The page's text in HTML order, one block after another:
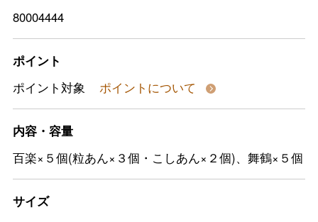
80004444
ポイント
ポイント対象
ポイントについて
内容・容量
百楽×５個(粒あん×３個・こしあん×２個)、舞鶴×５個
サイズ